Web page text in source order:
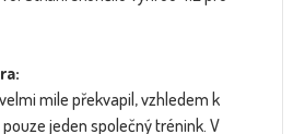
mile překvapil, vzhledem k
jeden společný trénink. V